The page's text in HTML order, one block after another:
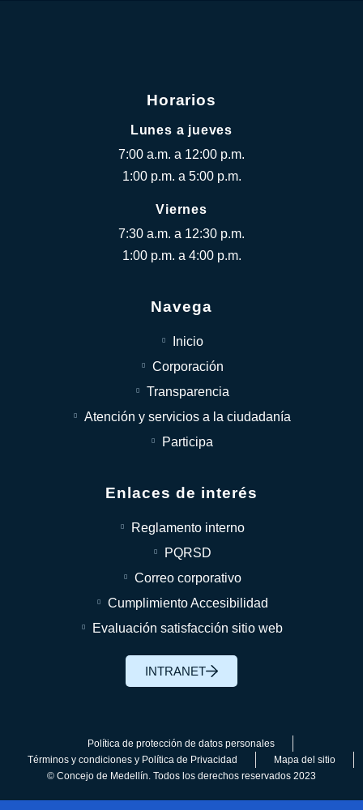
Horarios
Lunes a jueves
7:00 a.m. a 12:00 p.m.
1:00 p.m. a 5:00 p.m.
Viernes
7:30 a.m. a 12:30 p.m.
1:00 p.m. a 4:00 p.m.
Navega
Inicio
Corporación
Transparencia
Atención y servicios a la ciudadanía
Participa
Enlaces de interés
Reglamento interno
PQRSD
Correo corporativo
Cumplimiento Accesibilidad
Evaluación satisfacción sitio web
INTRANET
Política de protección de datos personales
Términos y condiciones y Política de Privacidad
Mapa del sitio
© Concejo de Medellín. Todos los derechos reservados 2023